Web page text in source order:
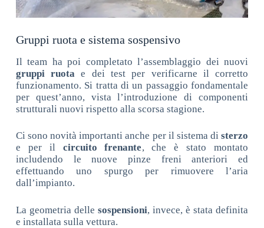
Gruppi ruota e sistema sospensivo
Il team ha poi completato l’assemblaggio dei nuovi
gruppi ruota e dei test per verificarne il corretto
funzionamento. Si tratta di un passaggio fondamentale
per quest’anno, vista l’introduzione di componenti
strutturali nuovi rispetto alla scorsa stagione.
Ci sono novità importanti anche per il sistema disterzo
e per il circuito frenante, che è stato montato
includendo le nuove pinze freni anteriori ed
effettuando uno spurgo per rimuovere l’aria
dall’impianto.
La geometria delle sospensioni, invece, è stata definita
e installata sulla vettura.